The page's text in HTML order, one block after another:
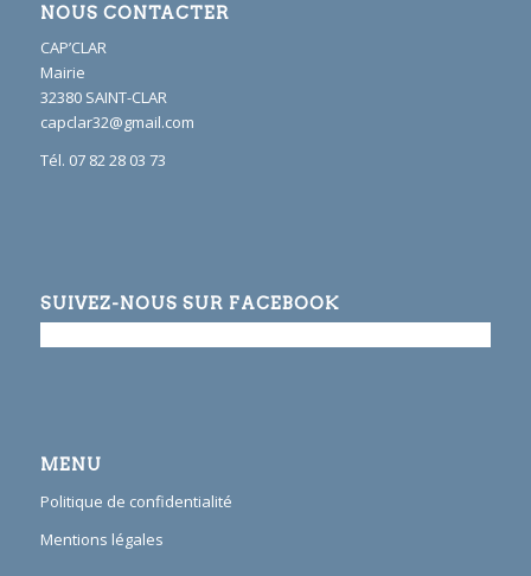
NOUS CONTACTER
CAP’CLAR
Mairie
32380 SAINT-CLAR
capclar32@gmail.com
Tél. 07 82 28 03 73
SUIVEZ-NOUS SUR FACEBOOK
MENU
Politique de confidentialité
Mentions légales